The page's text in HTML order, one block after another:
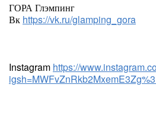
ГОРА Глэмпинг
Вк https://vk.ru/glamping_gora
Instagram https://